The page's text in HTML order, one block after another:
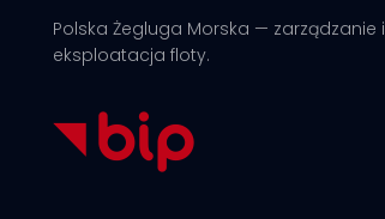
Polska Żegluga Morska — zarządzanie i
eksploatacja floty.